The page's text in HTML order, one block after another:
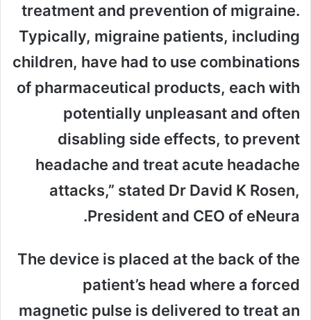
treatment and prevention of migraine.
Typically, migraine patients, including
children, have had to use combinations
of pharmaceutical products, each with
potentially unpleasant and often
disabling side effects, to prevent
headache and treat acute headache
attacks,” stated Dr David K Rosen,
President and CEO of eNeura.
The device is placed at the back of the
patient’s head where a forced
magnetic pulse is delivered to treat an